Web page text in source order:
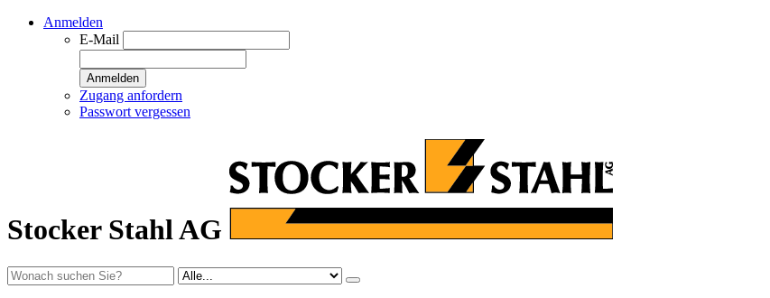
Anmelden
E-Mail
Anmelden
Zugang anfordern
Passwort vergessen
Stocker Stahl AG